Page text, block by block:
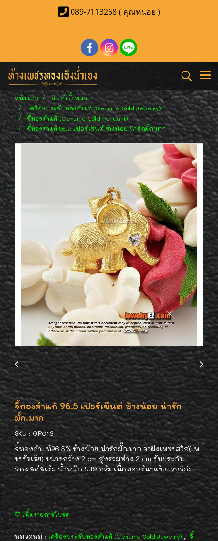
089-7113268 ( คุณหน่อย )
หน้าแรก
สินค้าทั้งหมด
เครื่องประดับทองคำแท้ (Genuine Gold Jewelry)
จี้ทองคำแท้ (Genuine Gold Pendant)
จี้ทองคำแท้ 96.5 เปอร์เซ็นต์ ช้างน้อย น่ารักมั๊ก.มาก
จี้ทองคำแท้ 96.5 เปอร์เซ็นต์ ช้างน้อย น่ารัก
มั๊ก.มาก
SKU : GP013
จี้ทองคำแท้96.5% ช้างน้อย น่ารักมั๊ก.มาก ตาฝังเพชรสวิส(เพ
ชรรัซเซีย) ขนาดกว้าง 2 cm สูงรวมห่วง 2 cm รับประกัน
ทอง%ดี%เต็ม น้ำหนัก 5.19 กรัม เนื้อทองตันๆแข็งแรงดีค่ะ
เพิ่มรายการโปรด
หมวดหมู่ : เครื่องประดับทองคำแท้ (Genuine Gold Jewelry) , จี้